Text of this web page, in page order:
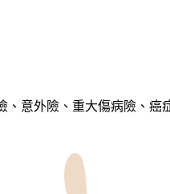
、意外險、重大傷病險、癌